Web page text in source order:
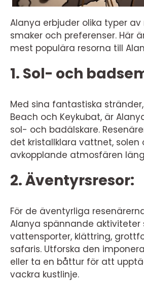
Alanya erbjuder olika typer av
smaker och preferenser. Här
mest populära resorna till
1. Sol- och
Med sina fantastiska
Beach och Keykubat, är
sol- och badälskare.
det kristallklara vattnet, solen
avkopplande atmosfären
2. Äventyrsresor:
För de äventyrliga
Alanya spännande aktiviteter
vattensporter, klättring,
safaris. Utforska den
eller ta en båttur för att
vackra kustlinje.